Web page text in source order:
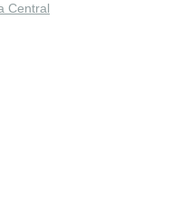
Central